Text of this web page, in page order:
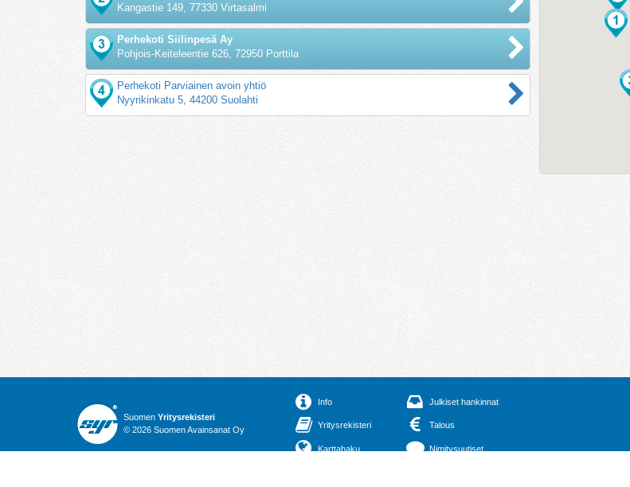
Kangastie 149, 77330 Virtasalmi
Perhekoti Siilinpesä Ay
Pohjois-Keiteleentie 626, 72950 Porttila
Perhekoti Parviainen avoin yhtiö
Nyyrikinkatu 5, 44200 Suolahti
Suomen Yritysrekisteri
© 2026 Suomen Avainsanat Oy
Info
Yritysrekisteri
Karttahaku
Julkiset hankinnat
Talous
Nimitysuutiset